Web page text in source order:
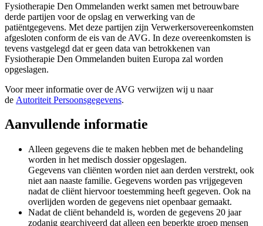
Fysiotherapie Den Ommelanden werkt samen met betrouwbare
derde partijen voor de opslag en verwerking van de
patiëntgegevens. Met deze partijen zijn Verwerkersovereenkomsten
afgesloten conform de eis van de AVG. In deze overeenkomsten is
tevens vastgelegd dat er geen data van betrokkenen van
Fysiotherapie Den Ommelanden buiten Europa zal worden
opgeslagen.
Voor meer informatie over de AVG verwijzen wij u naar
de Autoriteit Persoonsgegevens.
Aanvullende informatie
Alleen gegevens die te maken hebben met de behandeling
worden in het medisch dossier opgeslagen.
Gegevens van cliënten worden niet aan derden verstrekt, ook
niet aan naaste familie. Gegevens worden pas vrijgegeven
nadat de cliënt hiervoor toestemming heeft gegeven. Ook na
overlijden worden de gegevens niet openbaar gemaakt.
Nadat de cliënt behandeld is, worden de gegevens 20 jaar
zodanig gearchiveerd dat alleen een beperkte groep mensen